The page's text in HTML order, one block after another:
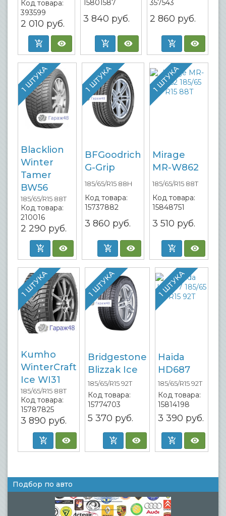
Код товара:
393599
2 010 руб.
15801587
3 840 руб.
357543
2 860 руб.
1 ШТУКА
Blacklion
Winter
Tamer
BW56
185/65/R15 88T
Код товара:
210016
2 290 руб.
1 ШТУКА
BFGoodrich
G-Grip
185/65/R15 88H
Код товара:
15737882
3 860 руб.
1 ШТУКА
Mirage
MR-W862
185/65/R15 88T
Код товара:
15848751
3 510 руб.
1 ШТУКА
Kumho
WinterCraft
Ice WI31
185/65/R15 88T
Код товара:
15787825
3 890 руб.
1 ШТУКА
Bridgestone
Blizzak Ice
185/65/R15 92T
Код товара:
15774703
5 370 руб.
1 ШТУКА
Haida
HD687
185/65/R15 92T
Код товара:
15814198
3 390 руб.
Подбор по авто